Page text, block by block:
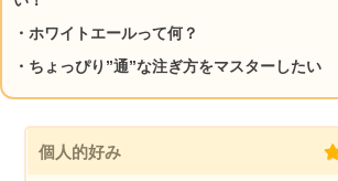
・ホワイトエールって何？
・ちょっぴり”通”な注ぎ方をマスターしたい
個人的好み